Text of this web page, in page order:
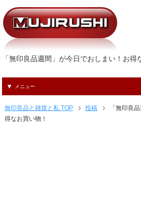
「無印良品週間」が今日でおしまい！お得
メニュー
無印良品と雑貨と私 TOP 投稿
「無印良
得なお買い物！